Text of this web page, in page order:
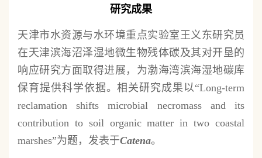
研究成果
天津市水资源与水环境重点实验室王义东研究员
在天津滨海沼泽湿地微生物残体碳及其对开垦的
响应研究方面取得进展，为渤海湾滨海湿地碳库
保育提供科学依据。相关研究成果以“Long-term
reclamation shifts microbial necromass and its
contribution to soil organic matter in two coastal
marshes”为题，发表于Catena。